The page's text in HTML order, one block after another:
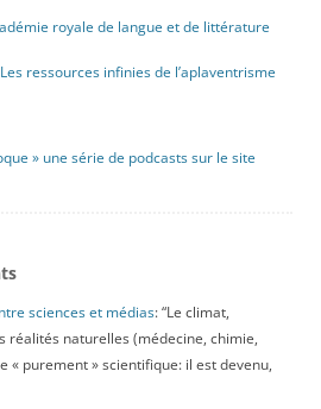
royale de langue et de littérature
ressources infinies de l’aplaventrisme
» une série de podcasts sur le site
sciences et médias: “Le climat,
réalités naturelles (médecine, chimie,
« purement » scientifique: il est devenu,